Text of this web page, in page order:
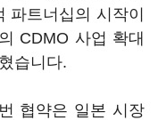
트너십의 시작이
CDMO 사업 확대
습니다.
협약은 일본 시장